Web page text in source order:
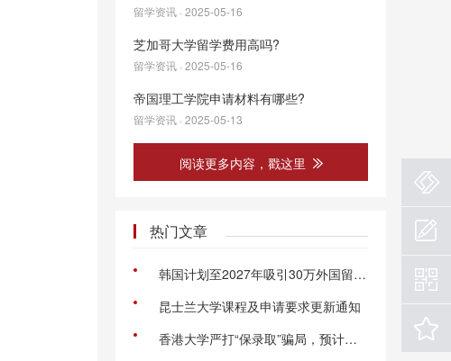
留学资讯 · 2025-05-16
芝加哥大学留学费用高吗?
留学资讯 · 2025-05-16
帝国理工学院申请材料有哪些?
留学资讯 · 2025-05-13
阅读更多内容，戳这里
热门文章
韩国计划至2027年吸引30万外国留学生
昆士兰大学课程及申请要求更新通知
香港大学严打“保录取”骗局，预计影响200名硕士生